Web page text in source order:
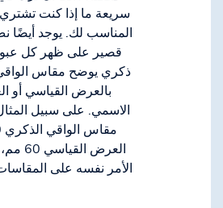
سريعة ما إذا كنت
المناسب لك. يوجد أيضًا
قصير على ظهر كل
ذكري يوضح مقاس
بالعرض القياسي أو
الاسمي. على سبيل
العرض
الأمر نفسه على